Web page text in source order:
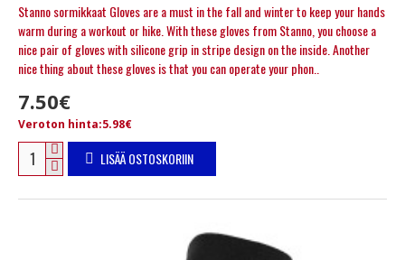
Stanno sormikkaat Gloves are a must in the fall and winter to keep your hands
warm during a workout or hike. With these gloves from Stanno, you choose a
nice pair of gloves with silicone grip in stripe design on the inside. Another
nice thing about these gloves is that you can operate your phon..
7.50€
Veroton hinta:5.98€
LISÄÄ OSTOSKORIIN